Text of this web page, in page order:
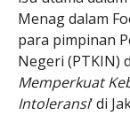
Menag dalam
para pimpinan
Negeri (PTKIN)
Memperkuat
Intoleransi‘ di